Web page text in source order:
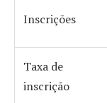
Inscrições
Taxa de
inscrição